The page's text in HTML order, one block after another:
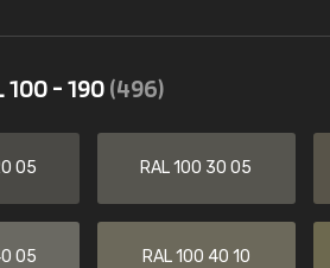
- 190(496)
05 RAL 100 30 05
05 RAL 100 40 10